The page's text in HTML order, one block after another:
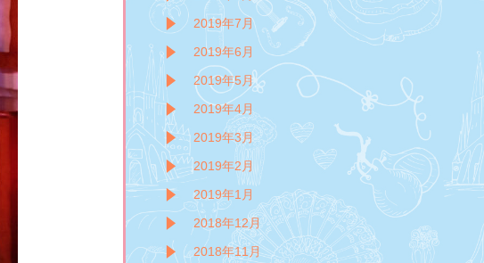
2019年7月
2019年6月
2019年5月
2019年4月
2019年3月
2019年2月
2019年1月
2018年12月
2018年11月